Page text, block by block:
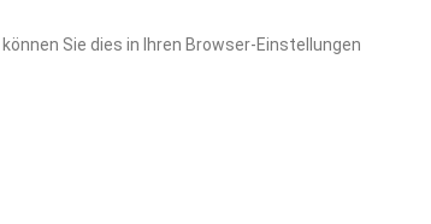
Sie dies in Ihren Browser-Einstellungen